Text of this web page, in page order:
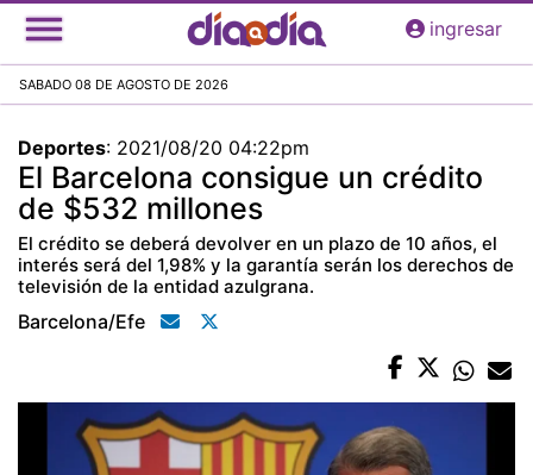
Pasar
al
principal
ingresar
SABADO 08 DE AGOSTO DE 2026
Deportes: 2021/08/20 04:22pm
El Barcelona consigue un crédito
de $532 millones
El crédito se deberá devolver en un plazo de 10 años, el
interés será del 1,98% y la garantía serán los derechos de
televisión de la entidad azulgrana.
Barcelona/efe